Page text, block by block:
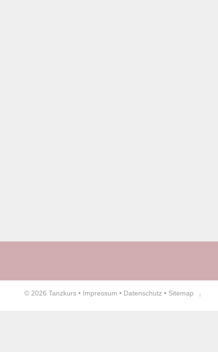
© 2026 Tanzkurs • Impressum • Datenschutz • Sitemap